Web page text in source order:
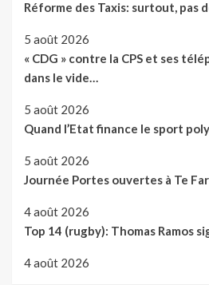
Réforme des Taxis: surtout, pas
5 août 2026
« CDG » contre la CPS et ses
dans le vide…
5 août 2026
Quand l’Etat finance le sport
5 août 2026
Journée Portes ouvertes à Te
4 août 2026
Top 14 (rugby): Thomas Ramos
4 août 2026